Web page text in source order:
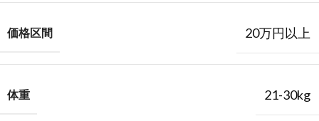
価格区間 20万円以上
体重 21-30kg